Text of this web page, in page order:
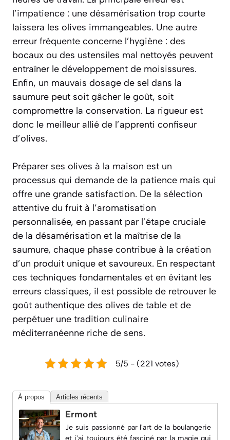
l’impatience : une désamérisation trop courte
laissera les olives immangeables. Une autre
erreur fréquente concerne l’hygiène : des
bocaux ou des ustensiles mal nettoyés peuvent
entraîner le développement de moisissures.
Enfin, un mauvais dosage de sel dans la
saumure peut soit gâcher le goût, soit
compromettre la conservation. La rigueur est
donc le meilleur allié de l’apprenti confiseur
d’olives.
Préparer ses olives à la maison est un
processus qui demande de la patience mais qui
offre une grande satisfaction. De la sélection
attentive du fruit à l’aromatisation
personnalisée, en passant par l’étape cruciale
de la désamérisation et la maîtrise de la
saumure, chaque phase contribue à la création
d’un produit unique et savoureux. En respectant
ces techniques fondamentales et en évitant les
erreurs classiques, il est possible de retrouver le
goût authentique des olives de table et de
perpétuer une tradition culinaire
méditerranéenne riche de sens.
5/5 - (221 votes)
À propos Articles récents
Ermont
Je suis passionné par l'art de la boulangerie
et j'ai toujours été fasciné par la magie qui